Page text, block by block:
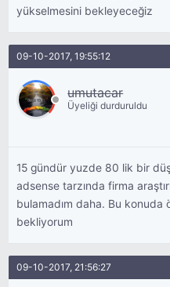
yükselmesini bekleyeceğiz
09-10-2017, 19:55:12
umutacar
Üyeliği durduruldu
15 gündür yuzde 80 lik bir
adsense tarzında firma
bulamadım daha. Bu konuda
bekliyorum
09-10-2017, 21:56:27